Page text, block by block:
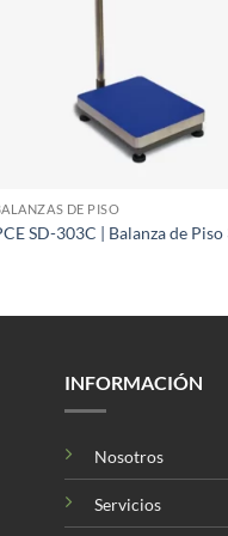
DE PISO
SD-303C | Balanza de
INFORMACIÓN
Nosotros
Servicios